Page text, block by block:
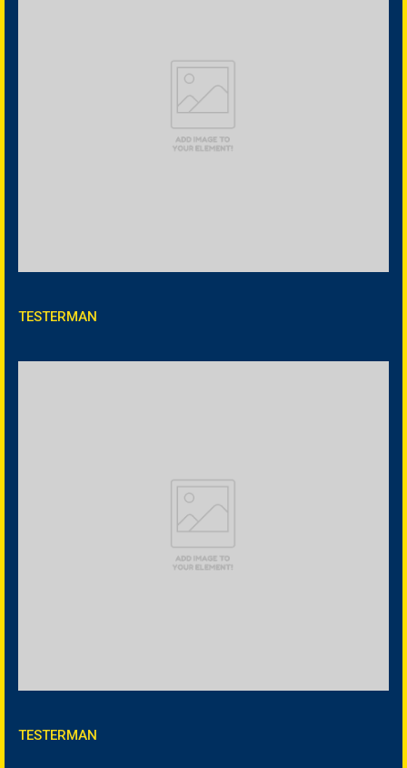
TESTERMAN
TESTERMAN